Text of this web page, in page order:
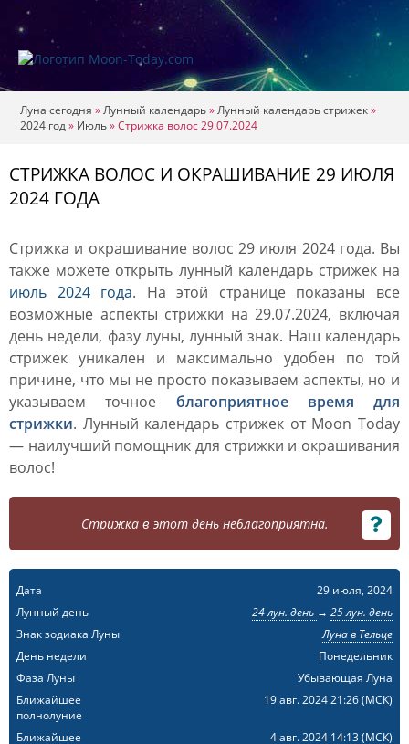
Луна сегодня »Лунный календарь»Лунный календарь стрижек»
2024 год» Июль»Стрижка волос 29.07.2024
СТРИЖКА ВОЛОС И ОКРАШИВАНИЕ 29 ИЮЛЯ
2024 ГОДА
Стрижка и окрашивание волос 29 июля 2024 года. Вы
также можете открыть лунный календарь стрижек на
июль 2024 года. На этой странице показаны все
возможные аспекты стрижки на 29.07.2024, включая
день недели, фазу луны, лунный знак. Наш календарь
стрижек уникален и максимально удобен по той
причине, что мы не просто показываем аспекты, но и
указываем точное благоприятное время для
стрижки. Лунный календарь стрижек от Moon Today
— наилучший помощник для стрижки и окрашивания
волос!
Стрижка в этот день неблагоприятна.
Дата
29 июля, 2024
Лунный день
24 лун. день → 25 лун. день
Знак зодиака Луны
Луна в Тельце
День недели
Понедельник
Фаза Луны
Убывающая Луна
Ближайшее
полнолуние
19 авг. 2024 21:26(МСК)
Ближайшее
4 авг. 2024 14:13(МСК)